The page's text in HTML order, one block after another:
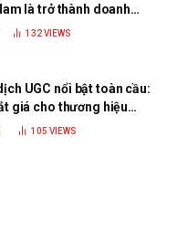
là trở thành doanh
triển bền vững
132VIEWS
UGC nổi bật toàn cầu:
giá cho thương hiệu
105 VIEWS